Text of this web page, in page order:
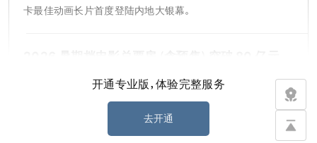
卡最佳动画长片首度登陆内地大银幕。
2026 暑期档电影总票房（含预售）破 80 亿元，《功夫女足》等
暂列档期票房前五，已连续 27 天单日票房过亿，近 120 部多
类型中外影片上映 ...
开通专业版，体验完整服务
去开通